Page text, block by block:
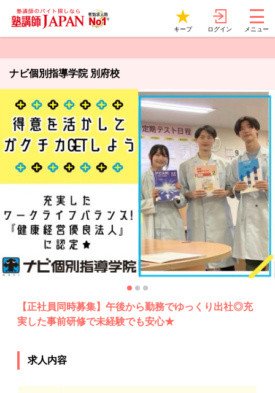
キープ ログイン メニュー
ナビ個別指導学院 別府校
【正社員同時募集】午後から勤務でゆっくり出社◎充
実した事前研修で未経験でも安心★
求人内容